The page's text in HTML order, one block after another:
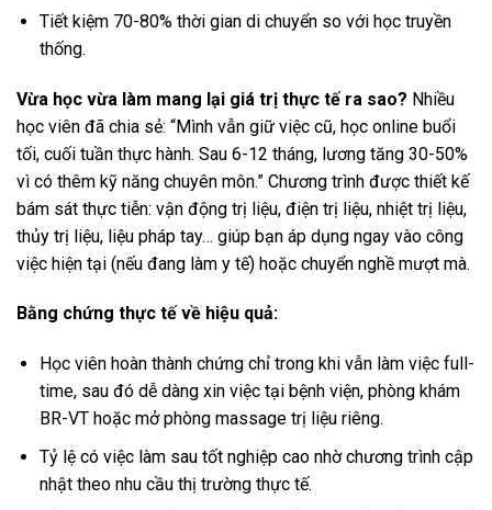
Tiết kiệm 70-80% thời gian di chuyển so với học truyền
thống.
Vừa học vừa làm mang lại giá trị thực tế ra sao? Nhiều
học viên đã chia sẻ: “Mình vẫn giữ việc cũ, học online buổi
tối, cuối tuần thực hành. Sau 6-12 tháng, lương tăng 30-50%
vì có thêm kỹ năng chuyên môn.” Chương trình được thiết kế
bám sát thực tiễn: vận động trị liệu, điện trị liệu, nhiệt trị liệu,
thủy trị liệu, liệu pháp tay… giúp bạn áp dụng ngay vào công
việc hiện tại (nếu đang làm y tế) hoặc chuyển nghề mượt mà.
Bằng chứng thực tế về hiệu quả:
Học viên hoàn thành chứng chỉ trong khi vẫn làm việc full-
time, sau đó dễ dàng xin việc tại bệnh viện, phòng khám
BR-VT hoặc mở phòng massage trị liệu riêng.
Tỷ lệ có việc làm sau tốt nghiệp cao nhờ chương trình cập
nhật theo nhu cầu thị trường thực tế.